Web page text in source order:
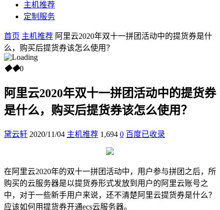
主机推荐
定制服务
首页 主机推荐 阿里云2020年双十一拼团活动中的提货券是什
么，购买后提货券该怎么使用？
◆◆0
阿里云2020年双十一拼团活动中的提货券
是什么，购买后提货券该怎么使用？
黛云轩 2020/11/04 主机推荐 1,694 0 百度已收录
在阿里云2020年的双十一拼团活动中，用户参与拼团之后，所
购买的云服务器是以提货券形式发放到用户的阿里云账号之
中，对于一些新手用户来说，还不清楚阿里云提货券是什么？
应该如何用提货券开通ecs云服务器。